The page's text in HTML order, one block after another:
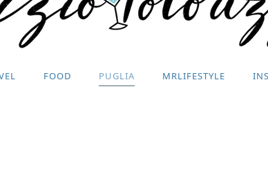
FOOD PUGLIA MRLIFESTYLE